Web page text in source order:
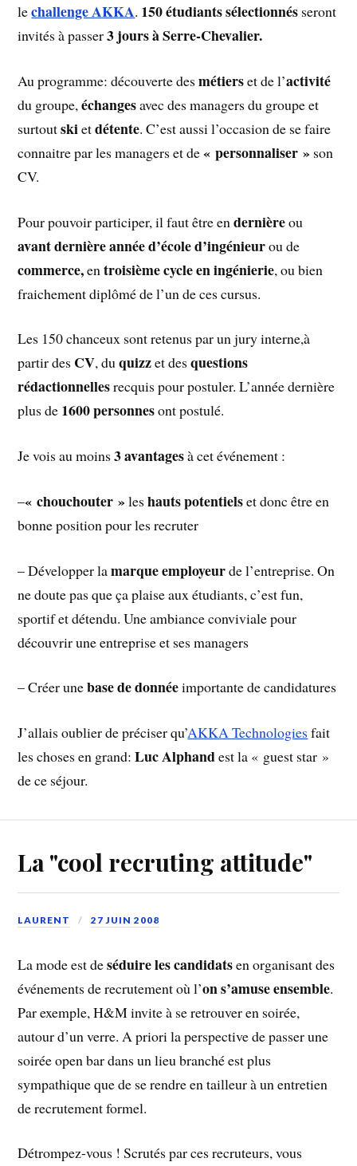
lechallenge AKKA. 150 étudiants sélectionnés seront
invités à passer3 jours à Serre-Chevalier.
Au programme: découverte desmétierset de l’activité
du groupe,échangesavec des managers du groupe et
surtoutskietdétente. C’est aussi l’occasion de se faire
connaitre par les managers et de« personnaliser » son
CV.
Pour pouvoir participer, il faut être endernièreou
avant dernière année d’école d’ingénieurou de
commerce,entroisième cycle en ingénierie, ou bien
fraichement diplômé de l’un de ces cursus.
Les 150 chanceux sont retenus par un jury interne,à
partir des CV, duquizzet desquestions
rédactionnellesrecquis pour postuler. L’année dernière
plus de 1600 personnesont postulé.
Je vois au moins3 avantagesà cet événement :
–« chouchouter »leshauts potentielset donc être en
bonne position pour les recruter
– Développer lamarque employeurde l’entreprise. On
ne doute pas que ça plaise aux étudiants, c’est fun,
sportif et détendu. Une ambiance conviviale pour
découvrir une entreprise et ses managers
– Créer unebase de donnéeimportante de candidatures
J’allais oublier de préciser qu’AKKA Technologies fait
les choses en grand:Luc Alphandest la « guest star »
de ce séjour.
La "cool recruting attitude"
LAURENT 27 JUIN 2008
La mode est deséduire les candidatsen organisant des
événements de recrutement où l’on s’amuse ensemble.
Par exemple, H&M invite à se retrouver en soirée,
autour d’un verre. A priori la perspective de passer une
soirée open bar dans un lieu branché est plus
sympathique que de se rendre en tailleur à un entretien
de recrutement formel.
Détrompez-vous ! Scrutés par ces recruteurs, vous